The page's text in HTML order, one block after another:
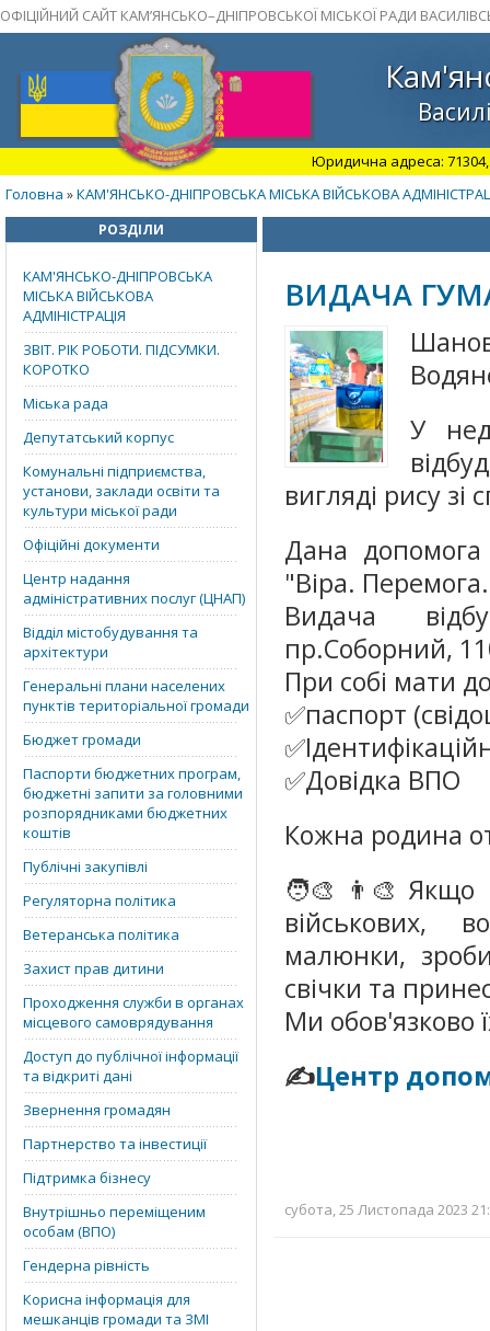
ОФІЦІЙНИЙ САЙТ КАМ’ЯНСЬКО–ДНІПРОВСЬКОЇ МІСЬКОЇ РАДИ
Юридична адреса: 71304,
Головна »КАМ'ЯНСЬКО-ДНІПРОВСЬКА МІСЬКА ВІЙСЬКОВА
РОЗДІЛИ
КАМ'ЯНСЬКО-ДНІПРОВСЬКА
МІСЬКА ВІЙСЬКОВА
АДМІНІСТРАЦІЯ
ЗВІТ. РІК РОБОТИ. ПІДСУМКИ.
КОРОТКО
Міська рада
Депутатський корпус
Комунальні підприємства,
установи, заклади освіти та
культури міської ради
Офіційні документи
Центр надання
адміністративних послуг (ЦНАП)
Відділ містобудування та
архітектури
Генеральні плани населених
пунктів територіальної громади
Бюджет громади
Паспорти бюджетних програм,
бюджетні запити за головними
розпорядниками бюджетних
коштів
Публічні закупівлі
Регуляторна політика
Ветеранська політика
Захист прав дитини
Проходження служби в органах
місцевого самоврядування
Доступ до публічної інформації
та відкриті дані
Звернення громадян
Партнерство та інвестиції
Підтримка бізнесу
Внутрішньо переміщеним
особам (ВПО)
Гендерна рівність
Корисна інформація для
мешканців громади та ЗМІ
ВИДАЧА
У
вигляді рису зі
Дана
"Віра.
Видача
пр.Соборний,
При собі мати
✅паспорт
✅Довідка ВПО
Кожна родина
🧑‍🎨👨‍🎨Якщо
військових,
малюнки,
свічки та
Ми обов'язково
✍️Центр
субота, 25 Листопада 2023